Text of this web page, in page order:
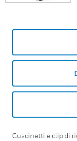
Cuscinetti e clip di